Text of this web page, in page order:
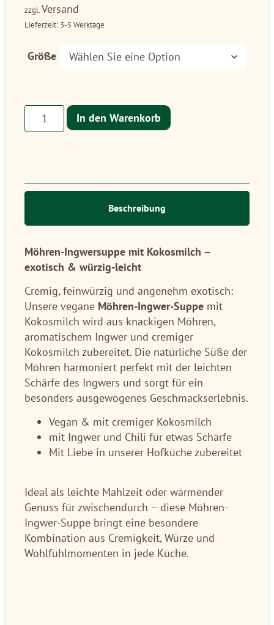
zzgl.Versand
Lieferzeit: 3-5 Werktage
Größe
In den Warenkorb
Beschreibung
Möhren-Ingwersuppe mit Kokosmilch –
exotisch & würzig-leicht
Cremig, feinwürzig und angenehm exotisch:
Unsere vegane Möhren-Ingwer-Suppe mit
Kokosmilch wird aus knackigen Möhren,
aromatischem Ingwer und cremiger
Kokosmilch zubereitet. Die natürliche Süße der
Möhren harmoniert perfekt mit der leichten
Schärfe des Ingwers und sorgt für ein
besonders ausgewogenes Geschmackserlebnis.
Vegan & mit cremiger Kokosmilch
mit Ingwer und Chili für etwas Schärfe
Mit Liebe in unserer Hofküche zubereitet
Ideal als leichte Mahlzeit oder wärmender
Genuss für zwischendurch – diese Möhren-
Ingwer-Suppe bringt eine besondere
Kombination aus Cremigkeit, Würze und
Wohlfühlmomenten in jede Küche.